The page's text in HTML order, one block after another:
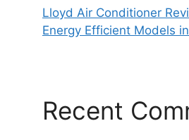
Lloyd Air Conditioner
Energy Efficient Models
Recent